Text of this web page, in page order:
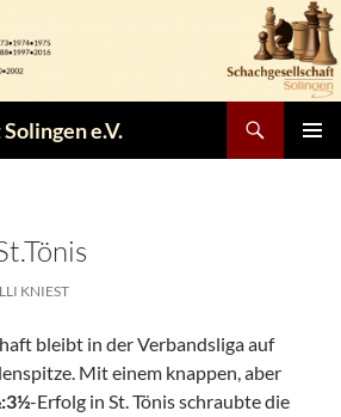
e.V.
KNIEST
bleibt in der Verbandsliga auf
Mit einem knappen, aber
-Erfolg in St. Tönis schraubte die